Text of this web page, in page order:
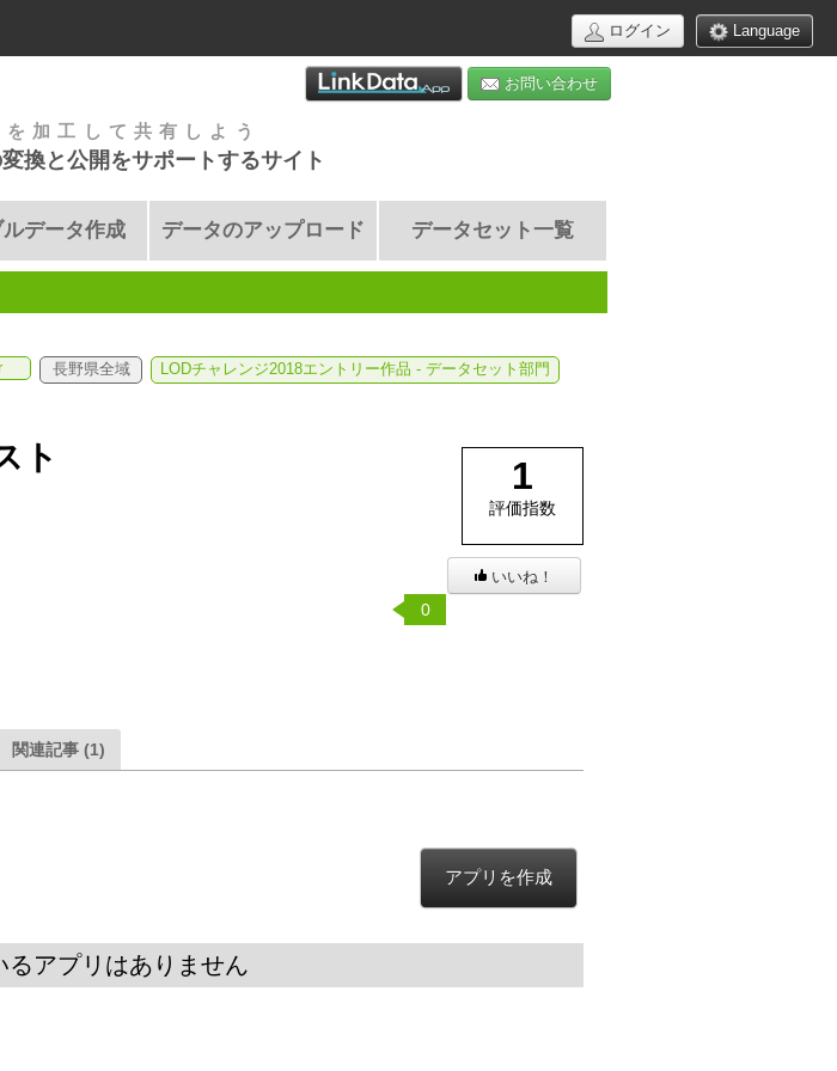
Language
ログイン
お問い合わせ
加工して共有しよう
換と公開をサポートするサイト
データ作成 データのアップロード データセット一覧
長野県全域
LODチャレンジ2018エントリー作品 - データセット部門
ト 1
評価指数
いいね！
0
関連記事 (1)
アプリを作成
るアプリはありません